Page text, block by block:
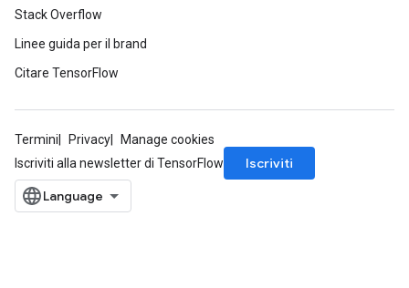
Stack Overflow
Linee guida per il brand
Citare TensorFlow
Termini Privacy
Manage cookies
Iscriviti alla newsletter di TensorFlow
Iscriviti